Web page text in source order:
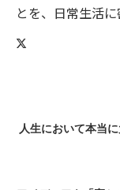
とを、日常生活
人生において本当